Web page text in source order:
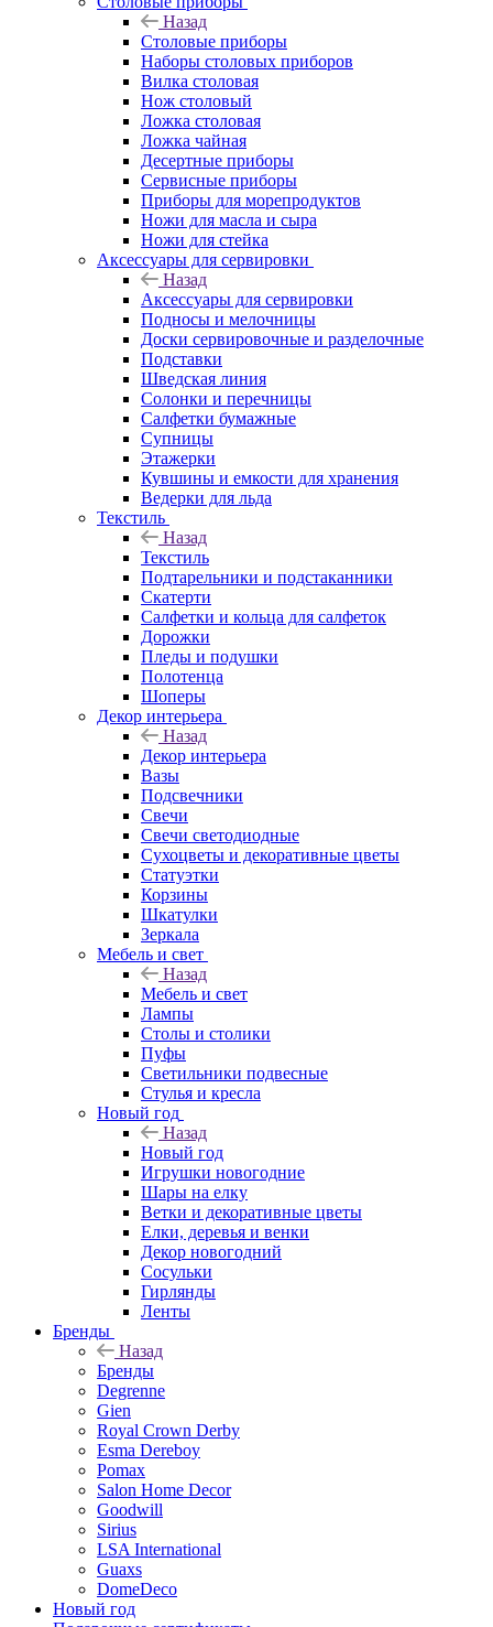
Назад
Столовые приборы
Наборы столовых приборов
Вилка столовая
Нож столовый
Ложка столовая
Ложка чайная
Десертные приборы
Сервисные приборы
Приборы для морепродуктов
Ножи для масла и сыра
Ножи для стейка
Аксессуары для сервировки
Назад
Аксессуары для сервировки
Подносы и мелочницы
Доски сервировочные и разделочные
Подставки
Шведская линия
Солонки и перечницы
Салфетки бумажные
Супницы
Этажерки
Кувшины и емкости для хранения
Ведерки для льда
Текстиль
Назад
Текстиль
Подтарельники и подстаканники
Скатерти
Салфетки и кольца для салфеток
Дорожки
Пледы и подушки
Полотенца
Шоперы
Декор интерьера
Назад
Декор интерьера
Вазы
Подсвечники
Свечи
Свечи светодиодные
Сухоцветы и декоративные цветы
Статуэтки
Корзины
Шкатулки
Зеркала
Мебель и свет
Назад
Мебель и свет
Лампы
Столы и столики
Пуфы
Светильники подвесные
Стулья и кресла
Новый год
Назад
Новый год
Игрушки новогодние
Шары на елку
Ветки и декоративные цветы
Елки, деревья и венки
Декор новогодний
Сосульки
Гирлянды
Ленты
Бренды
Назад
Бренды
Degrenne
Gien
Royal Crown Derby
Esma Dereboy
Pomax
Salon Home Decor
Goodwill
Sirius
LSA International
Guaxs
DomeDeco
Новый год